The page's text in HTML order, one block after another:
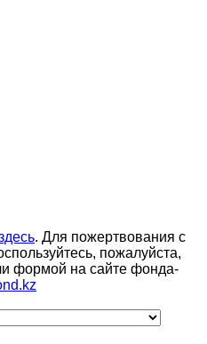
. Для пожертвования с
пожалуйста,
формой на сайте фонда-